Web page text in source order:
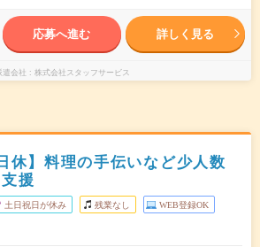
応募へ進む 詳しく見る
遣会社 株式会社スタッフサービス
休】料理の手伝いなど少人数
援
土日祝日が休み 残業なし WEB登録OK